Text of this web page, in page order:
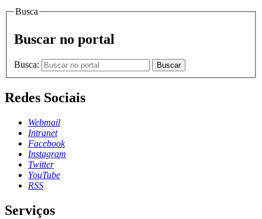
Busca
Buscar no portal
Busca: Buscar
Redes Sociais
Webmail
Intranet
Facebook
Instagram
Twitter
YouTube
RSS
Serviços